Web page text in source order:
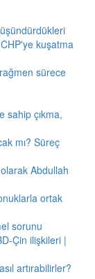
CHP'ye kuşatma
sürece
sahip çıkma,
mı? Süreç
Abdullah
ortak
sorunu
Çin ilişkileri |
artırabilirler?